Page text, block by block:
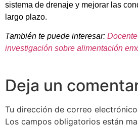
sistema de drenaje y mejorar las
largo plazo.
También te puede interesar:
investigación sobre alimentación
Deja un
Tu dirección de correo
Los campos obligatorios están